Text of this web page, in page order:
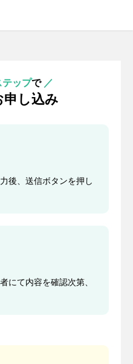
テップで ／
し込み
後、送信ボタンを押し
にて内容を確認次第、